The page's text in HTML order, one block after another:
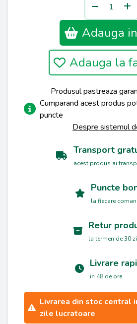
Adauga
Adauga la
Produsul pastreaza
Cumparand acest produs
puncte
Despre sistemul
Transport
acest produs ai
Puncte
la fiecare
Retur
la termen de 30
Livrare
in 48 de ore
Livrarea din stoc central
zile lucratoare